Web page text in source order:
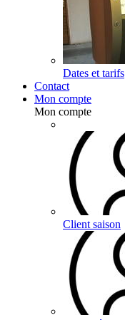
Dates et tarifs
Contact
Mon compte
Mon compte
Client saison